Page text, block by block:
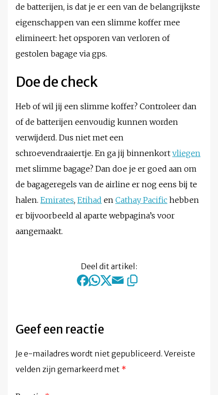
de batterijen, is dat je er een van de belangrijkste
eigenschappen van een slimme koffer mee
elimineert: het opsporen van verloren of
gestolen bagage via gps.
Doe de check
Heb of wil jij een slimme koffer? Controleer dan
of de batterijen eenvoudig kunnen worden
verwijderd. Dus niet met een
schroevendraaiertje. En ga jij binnenkort vliegen
met slimme bagage? Dan doe je er goed aan om
de bagageregels van de airline er nog eens bij te
halen. Emirates, Etihad en Cathay Pacific hebben
er bijvoorbeeld al aparte webpagina’s voor
aangemaakt.
Deel dit artikel:
Geef een reactie
Je e-mailadres wordt niet gepubliceerd. Vereiste
velden zijn gemarkeerd met *